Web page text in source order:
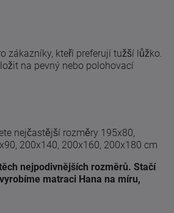
zákazníky, kteří preferují tužší lůžko.
na pevný nebo polohovací
nejčastější rozměry 195x80,
200x140, 200x160, 200x180 cm
nejpodivnějších rozměrů. Stačí
matraci Hana na míru,